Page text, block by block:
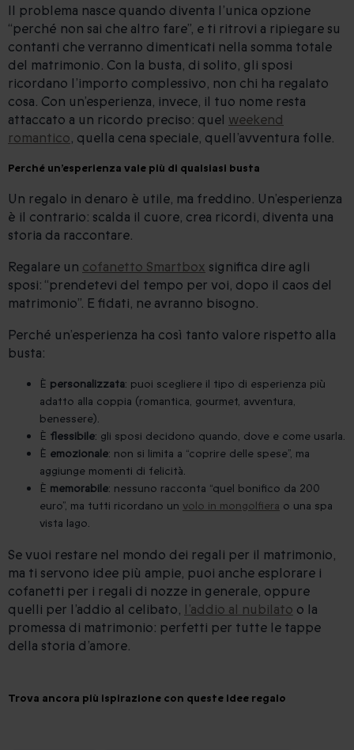
Il problema nasce quando diventa l’unica opzione
“perché non sai che altro fare”, e ti ritrovi a ripiegare su
contanti che verranno dimenticati nella somma totale
del matrimonio. Con la busta, di solito, gli sposi
ricordano l’importo complessivo, non chi ha regalato
cosa. Con un’esperienza, invece, il tuo nome resta
attaccato a un ricordo preciso: quel weekend
romantico, quella cena speciale, quell’avventura folle.
Perché un’esperienza vale più di qualsiasi busta
Un regalo in denaro è utile, ma freddino. Un’esperienza
è il contrario: scalda il cuore, crea ricordi, diventa una
storia da raccontare.
Regalare un cofanetto Smartbox significa dire agli
sposi: “prendetevi del tempo per voi, dopo il caos del
matrimonio”. E fidati, ne avranno bisogno.
Perché un’esperienza ha così tanto valore rispetto alla
busta:
È personalizzata: puoi scegliere il tipo di esperienza più
adatto alla coppia (romantica, gourmet, avventura,
benessere).
È flessibile: gli sposi decidono quando, dove e come usarla.
È emozionale: non si limita a “coprire delle spese”, ma
aggiunge momenti di felicità.
È memorabile: nessuno racconta “quel bonifico da 200
euro”, ma tutti ricordano un volo in mongolfiera o una spa
vista lago.
Se vuoi restare nel mondo dei regali per il matrimonio,
ma ti servono idee più ampie, puoi anche esplorare i
cofanetti per i regali di nozze in generale, oppure
quelli per l’addio al celibato, l’addio al nubilato o la
promessa di matrimonio: perfetti per tutte le tappe
della storia d’amore.
Trova ancora più ispirazione con queste idee regalo